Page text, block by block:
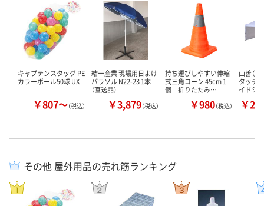
キャプテンスタッグ PE
カラーボール50球 UX
￥807～（税込）
結一産業 現場用日よけ
パラソル N22-23 1本
（直送品）
￥3,879（税込）
持ち運びしやすい伸縮
式三角コーン 45cm 1
個 折りたたみ…
￥980（税込）
山善（
タッチ
イドシ
￥
その他 屋外用品の売れ筋ランキング